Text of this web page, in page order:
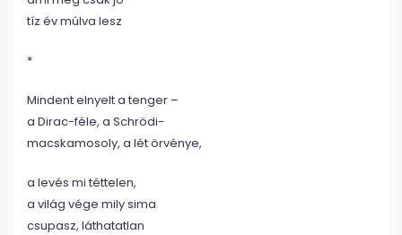
tíz év múlva lesz
*
Mindent elnyelt a tenger –
a Dirac-féle, a Schrödi-
macskamosoly, a lét örvénye,
a levés mi téttelen,
a világ vége mily sima
csupasz, láthatatlan